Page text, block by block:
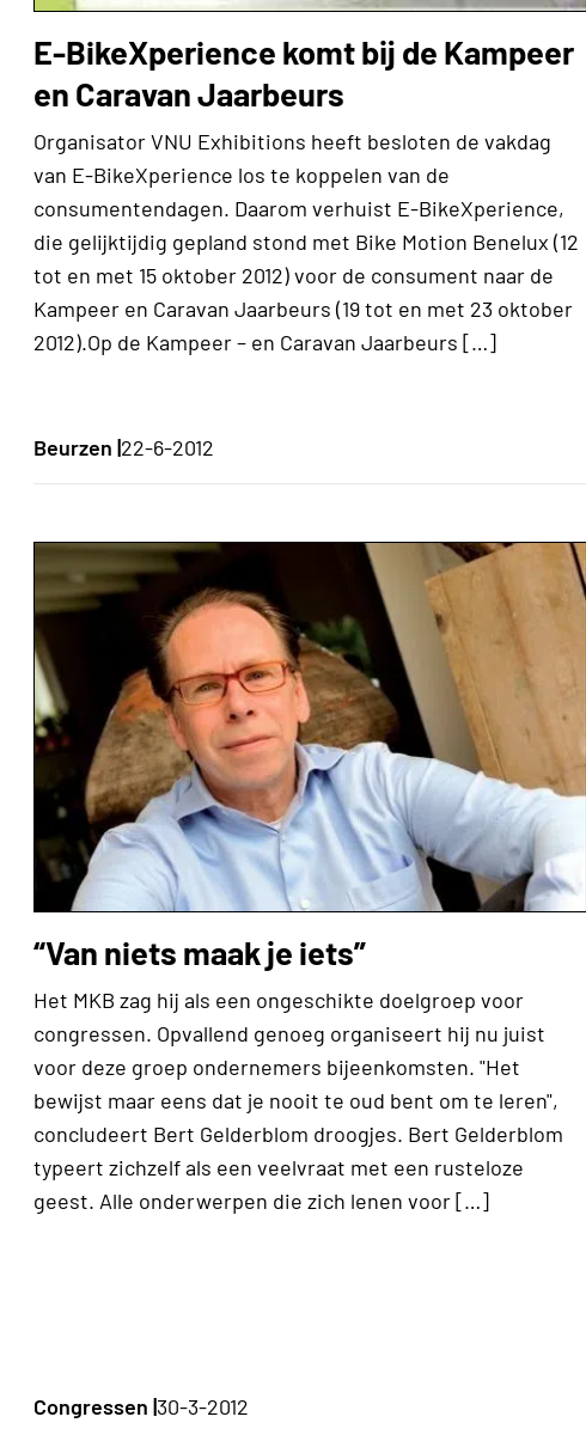
E-BikeXperience komt bij de Kampeer
en Caravan Jaarbeurs
Organisator VNU Exhibitions heeft besloten de vakdag
van E-BikeXperience los te koppelen van de
consumentendagen. Daarom verhuist E-BikeXperience,
die gelijktijdig gepland stond met Bike Motion Benelux (12
tot en met 15 oktober 2012) voor de consument naar de
Kampeer en Caravan Jaarbeurs (19 tot en met 23 oktober
2012).Op de Kampeer – en Caravan Jaarbeurs […]
Beurzen |22-6-2012
“Van niets maak je iets”
Het MKB zag hij als een ongeschikte doelgroep voor
congressen. Opvallend genoeg organiseert hij nu juist
voor deze groep ondernemers bijeenkomsten. "Het
bewijst maar eens dat je nooit te oud bent om te leren",
concludeert Bert Gelderblom droogjes. Bert Gelderblom
typeert zichzelf als een veelvraat met een rusteloze
geest. Alle onderwerpen die zich lenen voor […]
Congressen |30-3-2012